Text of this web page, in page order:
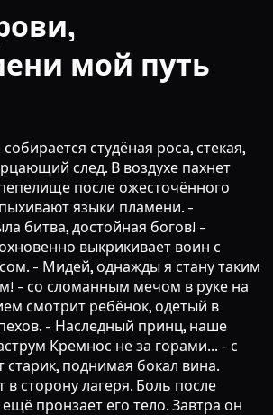
мой путь
студёная роса, стекая,
след. В воздухе пахнет
после ожесточённого
языки пламени. -
битва, достойная богов! -
выкрикивает воин с
- Мидей, однажды я стану таким
- со сломанным мечом в руке на
смотрит ребёнок, одетый в
- Наследный принц, наше
Кремнос не за горами... - с
старик, поднимая бокал вина.
в сторону лагеря. Боль после
пронзает его тело. Завтра он